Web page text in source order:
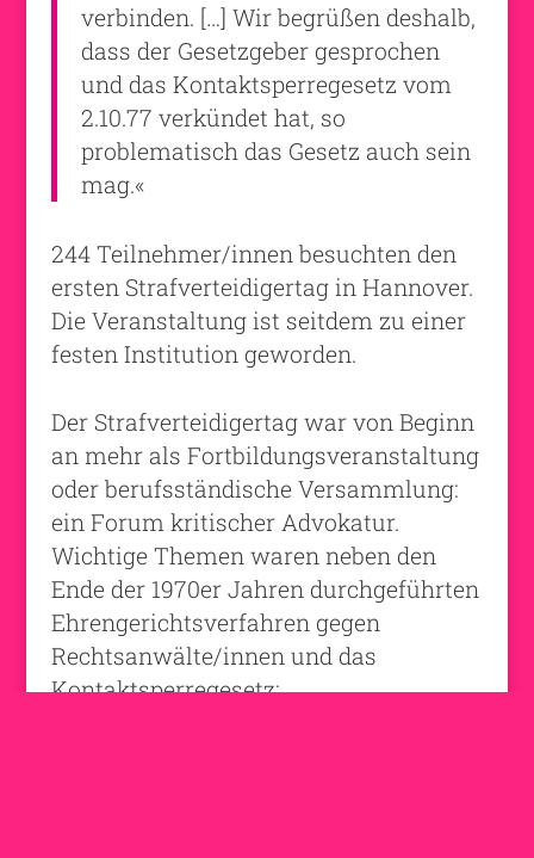
verbinden. […] Wir begrüßen deshalb,
dass der Gesetzgeber gesprochen
und das Kontaktsperregesetz vom
2.10.77 verkündet hat, so
problematisch das Gesetz auch sein
mag.«
244 Teilnehmer/innen besuchten den
ersten Strafverteidigertag in Hannover.
Die Veranstaltung ist seitdem zu einer
festen Institution geworden.
Der Strafverteidigertag war von Beginn
an mehr als Fortbildungsveranstaltung
oder berufsständische Versammlung:
ein Forum kritischer Advokatur.
Wichtige Themen waren neben den
Ende der 1970er Jahren durchgeführten
Ehrengerichtsverfahren gegen
Rechtsanwälte/innen und das
Kontaktsperregesetz: